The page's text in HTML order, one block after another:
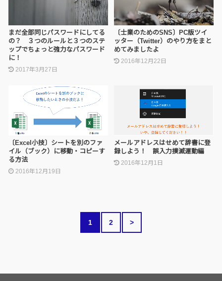
まだ全部同じパスワードにしてる
の？ ３つのルールと３つのステ
ップでちょっと強力なパスワード
に！
2017年3月27日
〔士業のためのSNS〕PC版ツイ
ッター（Twitter）のやり方をまと
めてみましたよ
2016年12月22日
〔Excel小技〕シートを別のファ
イル（ブック）に移動・コピーす
る方法
2016年12月19日
メールアドレスはせめて辞書に登
録しよう！ 誤入力撲滅運動編
2016年12月1日
1 2 >